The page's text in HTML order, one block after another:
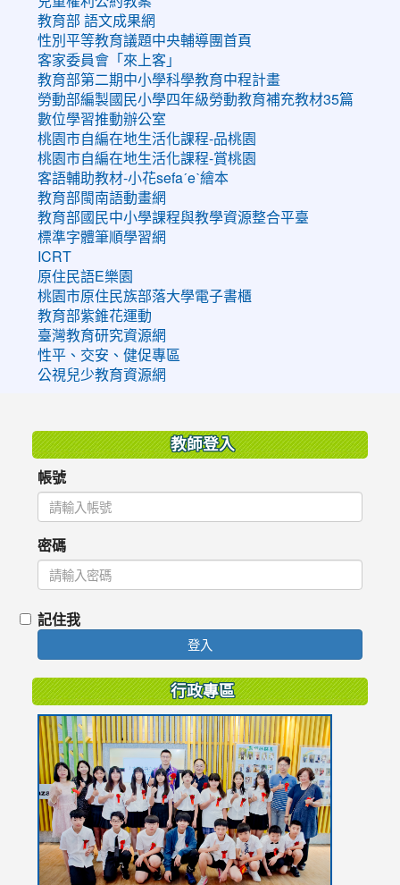
教育部 語文成果網
性別平等教育議題中央輔導團首頁
客家委員會「來上客」
教育部第二期中小學科學教育中程計畫
勞動部編製國民小學四年級勞動教育補充教材35篇
數位學習推動辦公室
桃園市自編在地生活化課程-品桃園
桃園市自編在地生活化課程-賞桃園
客語輔助教材-小花sefaˊeˋ繪本
教育部閩南語動畫網
教育部國民中小學課程與教學資源整合平臺
標準字體筆順學習網
ICRT
原住民語E樂園
桃園市原住民族部落大學電子書櫃
教育部紫錐花運動
臺灣教育研究資源網
性平、交安、健促專區
公視兒少教育資源網
教師登入
帳號
密碼
記住我
登入
行政專區